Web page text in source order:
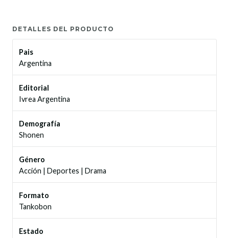
DETALLES DEL PRODUCTO
Pais
Argentina
Editorial
Ivrea Argentina
Demografía
Shonen
Género
Acción | Deportes | Drama
Formato
Tankobon
Estado